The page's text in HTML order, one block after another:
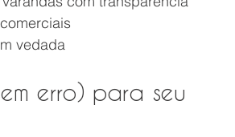
vedada
erro) para seu